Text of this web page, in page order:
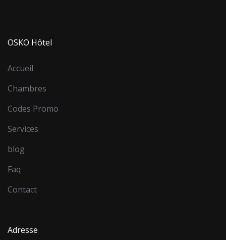
OSKO Hôtel
Accueil
Chambres
Codes Promo
Services
blog
Faq
Contact
Adresse